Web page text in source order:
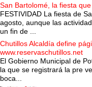
San Bartolomé, la fiesta
FESTIVIDAD La fiesta de
agosto, aunque las
un fin de ...
Chutillos Alcaldía define
www.reservaschutillos.net
El Gobierno Municipal de
la que se registrará la pre
boca...